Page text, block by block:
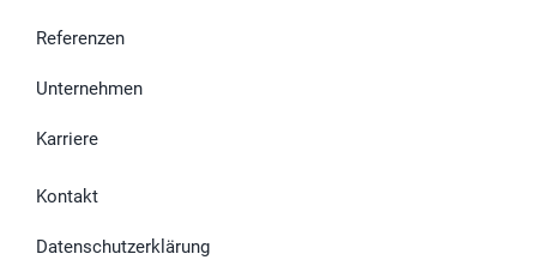
Referenzen
Unternehmen
Karriere
Kontakt
Datenschutzerklärung